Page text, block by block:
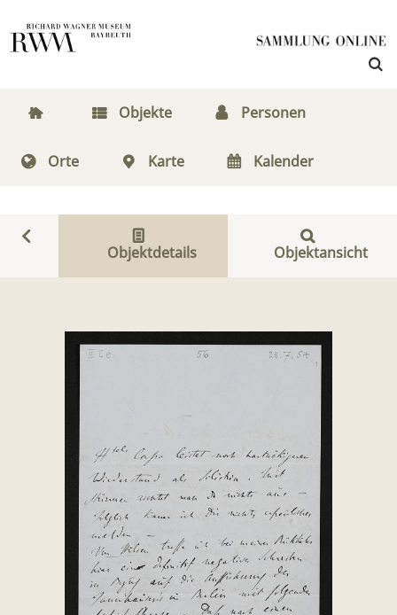
Objekte Personen
Orte Karte Kalender
Objektdetails Objektansicht